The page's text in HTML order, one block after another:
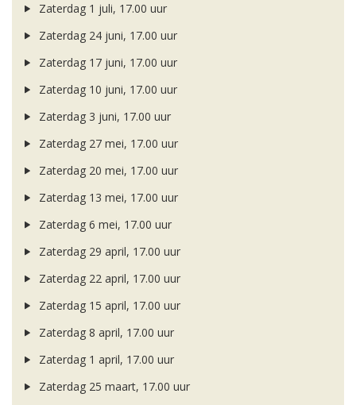
Zaterdag 1 juli, 17.00 uur
Zaterdag 24 juni, 17.00 uur
Zaterdag 17 juni, 17.00 uur
Zaterdag 10 juni, 17.00 uur
Zaterdag 3 juni, 17.00 uur
Zaterdag 27 mei, 17.00 uur
Zaterdag 20 mei, 17.00 uur
Zaterdag 13 mei, 17.00 uur
Zaterdag 6 mei, 17.00 uur
Zaterdag 29 april, 17.00 uur
Zaterdag 22 april, 17.00 uur
Zaterdag 15 april, 17.00 uur
Zaterdag 8 april, 17.00 uur
Zaterdag 1 april, 17.00 uur
Zaterdag 25 maart, 17.00 uur